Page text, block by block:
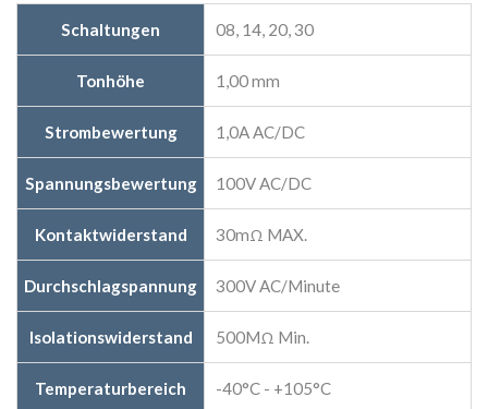
Schaltungen 08, 14, 20, 30
Tonhöhe 1,00 mm
Strombewertung 1,0A AC/DC
Spannungsbewertung 100V AC/DC
Kontaktwiderstand 30mΩ MAX.
Durchschlagspannung 300V AC/Minute
Isolationswiderstand 500MΩ Min.
Temperaturbereich -40°C - +105°C